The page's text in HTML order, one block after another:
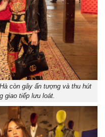
còn gây ấn tượng và thu hút
giao tiếp lưu loát.